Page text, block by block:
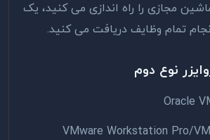
مجازی را راه اندازی می کنید، یک
تمام وظایف دریافت می کنید.
نوع دوم
Oracle
VMware Workstation Pro/